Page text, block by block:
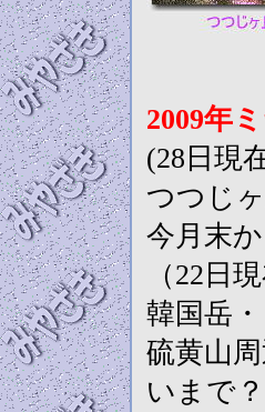
2009年
(28日現
つつじ
今月末
（22日現
韓国岳
硫黄山
いまで？